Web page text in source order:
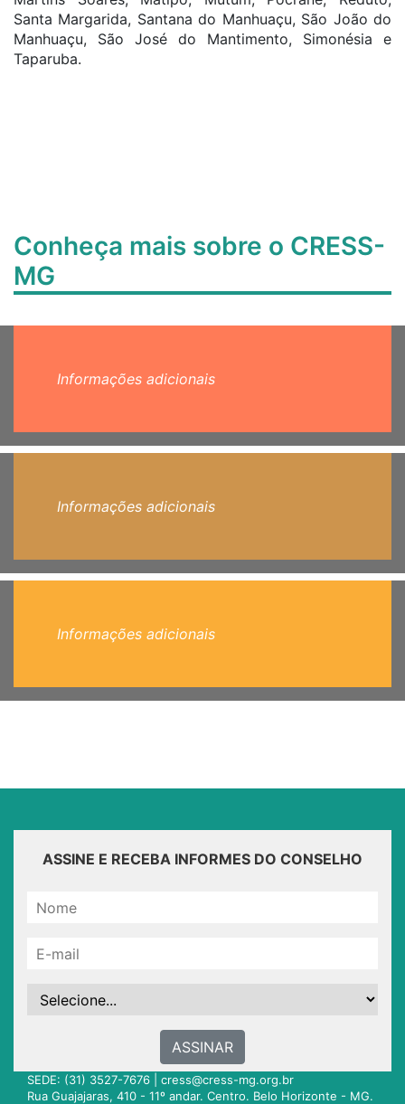
Santa Margarida, Santana do Manhuaçu, São João do
Manhuaçu, São José do Mantimento, Simonésia e
Taparuba.
Conheça mais sobre o CRESS-
MG
Informações adicionais
Informações adicionais
Informações adicionais
ASSINE E RECEBA INFORMES DO CONSELHO
ASSINAR
SEDE: (31) 3527-7676 | cress@cress-mg.org.br
Rua Guajajaras, 410 - 11º andar. Centro. Belo Horizonte - MG.